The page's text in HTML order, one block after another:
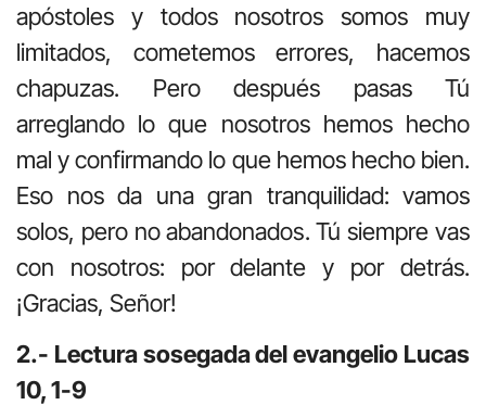
apóstoles y todos nosotros somos muy
limitados, cometemos errores, hacemos
chapuzas. Pero después pasas Tú
arreglando lo que nosotros hemos hecho
mal y confirmando lo que hemos hecho bien.
Eso nos da una gran tranquilidad: vamos
solos, pero no abandonados. Tú siempre vas
con nosotros: por delante y por detrás.
¡Gracias, Señor!
2.- Lectura sosegada del evangelio Lucas
10, 1-9